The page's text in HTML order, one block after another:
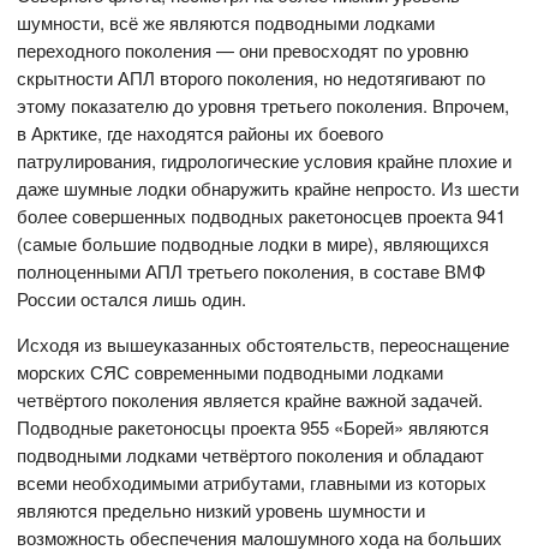
шумности, всё же являются подводными лодками
переходного поколения — они превосходят по уровню
скрытности АПЛ второго поколения, но недотягивают по
этому показателю до уровня третьего поколения. Впрочем,
в Арктике, где находятся районы их боевого
патрулирования, гидрологические условия крайне плохие и
даже шумные лодки обнаружить крайне непросто. Из шести
более совершенных подводных ракетоносцев проекта 941
(самые большие подводные лодки в мире), являющихся
полноценными АПЛ третьего поколения, в составе ВМФ
России остался лишь один.
Исходя из вышеуказанных обстоятельств, переоснащение
морских СЯС современными подводными лодками
четвёртого поколения является крайне важной задачей.
Подводные ракетоносцы проекта 955 «Борей» являются
подводными лодками четвёртого поколения и обладают
всеми необходимыми атрибутами, главными из которых
являются предельно низкий уровень шумности и
возможность обеспечения малошумного хода на больших